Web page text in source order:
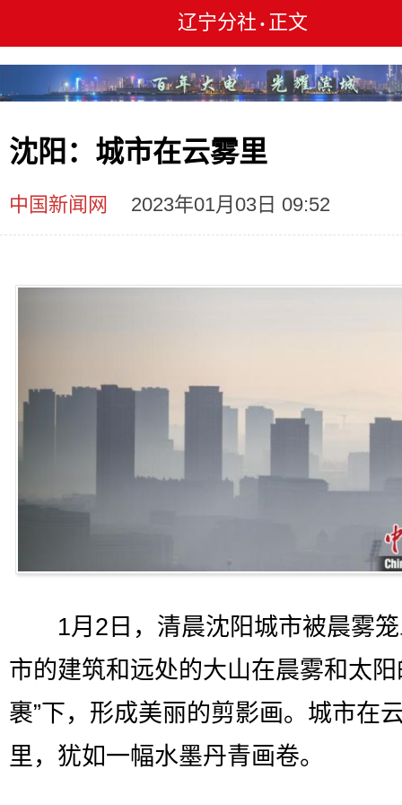
辽宁分社 • 正文
沈阳：城市在云雾里
中国新闻网 2023年01月03日 09:52
1月2日，清晨沈阳城市被晨雾笼
市的建筑和远处的大山在晨雾和太阳
裹”下，形成美丽的剪影画。城市在
里，犹如一幅水墨丹青画卷。